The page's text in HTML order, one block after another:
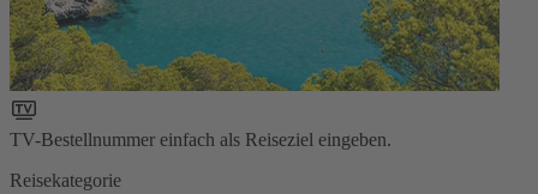
TV-Bestellnummer einfach als Reiseziel eingeben.
Reisekategorie